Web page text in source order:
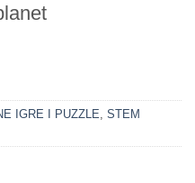
IGRE I PUZZLE, STEM